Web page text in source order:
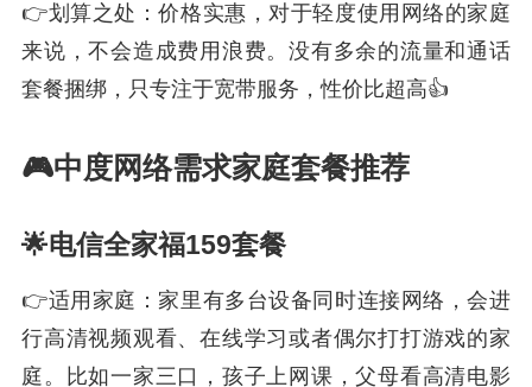
👉划算之处：价格实惠，对于轻度使用网络的家庭
来说，不会造成费用浪费。没有多余的流量和通话
套餐捆绑，只专注于宽带服务，性价比超高👍
🎮中度网络需求家庭套餐推荐
🌟电信全家福159套餐
👉适用家庭：家里有多台设备同时连接网络，会进
行高清视频观看、在线学习或者偶尔打打游戏的家
庭。比如一家三口，孩子上网课，父母看高清电影